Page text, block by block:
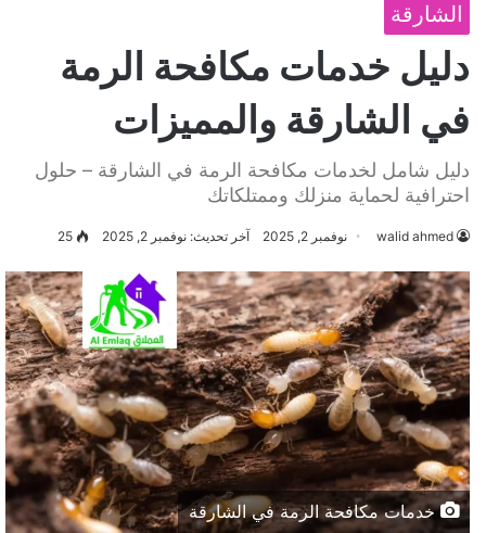
الشارقة
دليل خدمات مكافحة الرمة
في الشارقة والمميزات
دليل شامل لخدمات مكافحة الرمة في الشارقة – حلول
احترافية لحماية منزلك وممتلكاتك
walid ahmed نوفمبر 2, 2025 آخر تحديث: نوفمبر 2, 2025 25
خدمات مكافحة الرمة في الشارقة